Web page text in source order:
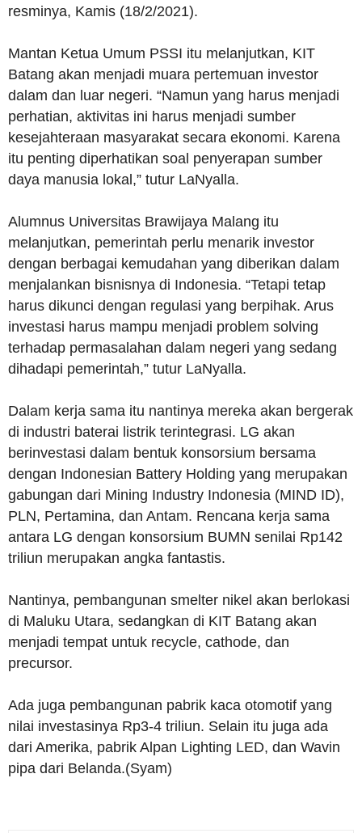
resminya, Kamis (18/2/2021).
Mantan Ketua Umum PSSI itu melanjutkan, KIT
Batang akan menjadi muara pertemuan investor
dalam dan luar negeri. “Namun yang harus menjadi
perhatian, aktivitas ini harus menjadi sumber
kesejahteraan masyarakat secara ekonomi. Karena
itu penting diperhatikan soal penyerapan sumber
daya manusia lokal,” tutur LaNyalla.
Alumnus Universitas Brawijaya Malang itu
melanjutkan, pemerintah perlu menarik investor
dengan berbagai kemudahan yang diberikan dalam
menjalankan bisnisnya di Indonesia. “Tetapi tetap
harus dikunci dengan regulasi yang berpihak. Arus
investasi harus mampu menjadi problem solving
terhadap permasalahan dalam negeri yang sedang
dihadapi pemerintah,” tutur LaNyalla.
Dalam kerja sama itu nantinya mereka akan bergerak
di industri baterai listrik terintegrasi. LG akan
berinvestasi dalam bentuk konsorsium bersama
dengan Indonesian Battery Holding yang merupakan
gabungan dari Mining Industry Indonesia (MIND ID),
PLN, Pertamina, dan Antam. Rencana kerja sama
antara LG dengan konsorsium BUMN senilai Rp142
triliun merupakan angka fantastis.
Nantinya, pembangunan smelter nikel akan berlokasi
di Maluku Utara, sedangkan di KIT Batang akan
menjadi tempat untuk recycle, cathode, dan
precursor.
Ada juga pembangunan pabrik kaca otomotif yang
nilai investasinya Rp3-4 triliun. Selain itu juga ada
dari Amerika, pabrik Alpan Lighting LED, dan Wavin
pipa dari Belanda.(Syam)